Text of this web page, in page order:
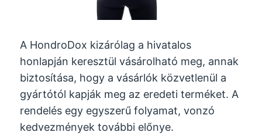
A HondroDox kizárólag a hivatalos
honlapján keresztül vásárolható meg, annak
biztosítása, hogy a vásárlók közvetlenül a
gyártótól kapják meg az eredeti terméket. A
rendelés egy egyszerű folyamat, vonzó
kedvezmények további előnye.